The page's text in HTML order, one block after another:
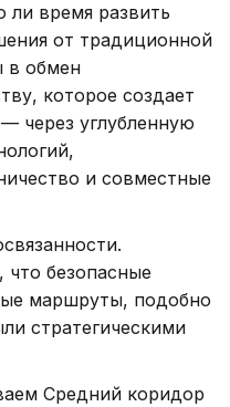
ли время развить
от традиционной
в обмен
которое создает
через углубленную
и совместные
безопасные
маршруты, подобно
стратегическими
Средний коридор